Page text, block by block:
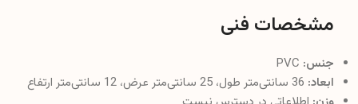
مشخصات فنی
جنس:
ابعاد: